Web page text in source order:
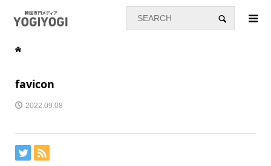
favicon
2022.09.08